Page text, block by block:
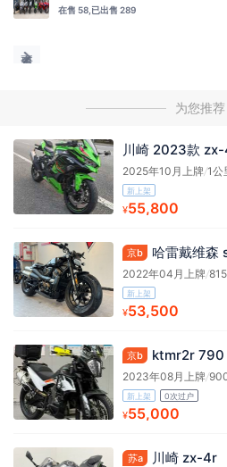
在售 58, 已出售 289
为您推荐
川崎 2023款
2025年10月上牌/1公
新上架
¥55,800
京b 哈雷戴维
2022年04月上牌/
新上架
¥53,500
京b ktmr2r
2023年08月上牌/
新上架 0次过户
¥55,000
苏a 川崎 zx-4r